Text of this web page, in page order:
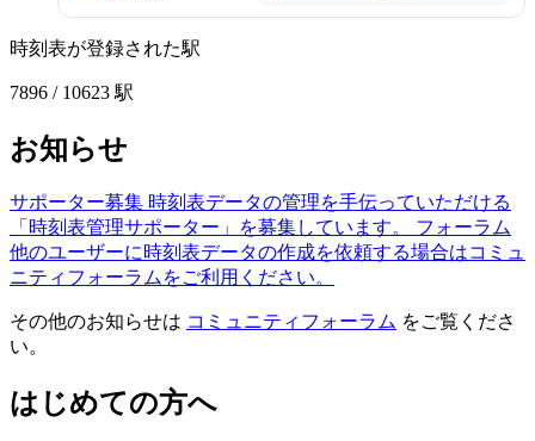
時刻表が登録された駅
7896 / 10623 駅
お知らせ
サポーター募集 時刻表データの管理を手伝っていただける
「時刻表管理サポーター」を募集しています。
フォーラム
他のユーザーに時刻表データの作成を依頼する場合はコミュ
ニティフォーラムをご利用ください。
その他のお知らせは コミュニティフォーラム をご覧くださ
い。
はじめての方へ